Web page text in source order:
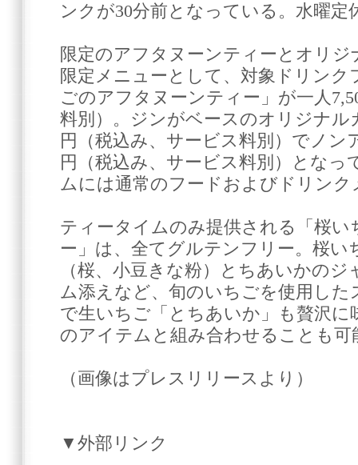
ンクが30分前となっている。水曜定
限定のアフタヌーンティーとオリ
限定メニューとして、対象ドリン
ごのアフタヌーンティー」が一人
料別）。ジンがベースのオリジナル
円（税込み、サービス料別）でノン
円（税込み、サービス料別）となっ
ムには通常のフードおよびドリン
ティータイムのみ提供される「桜
ー」は、全てグルテンフリー。桜い
（桜、小豆きな粉）とちあいかの
ム添えなど、旬のいちごを使用した
で生いちご「とちあいか」も贅沢に
のアイテムと組み合わせることも可
（画像はプレスリリースより）
▼外部リンク